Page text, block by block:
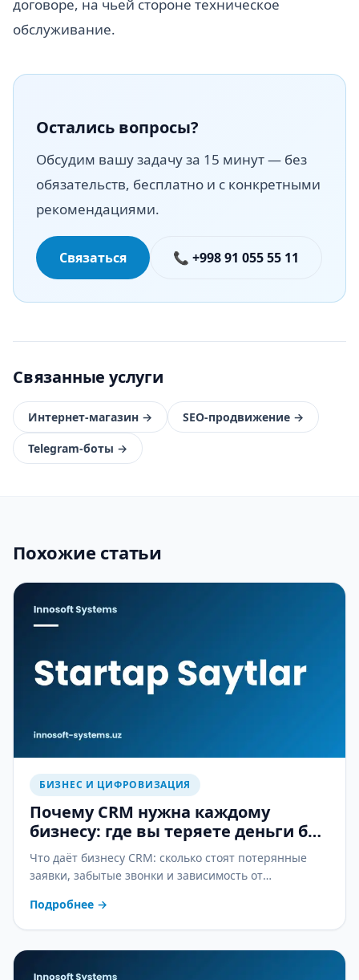
договоре, на чьей стороне техническое
обслуживание.
Остались вопросы?
Обсудим вашу задачу за 15 минут — без
обязательств, бесплатно и с конкретными
рекомендациями.
Связаться 📞 +998 91 055 55 11
Связанные услуги
Интернет-магазин → SEO-продвижение →
Telegram-боты →
Похожие статьи
БИЗНЕС И ЦИФРОВИЗАЦИЯ
Почему CRM нужна каждому
бизнесу: где вы теряете деньги без
неё
Что даёт бизнесу CRM: сколько стоят потерянные
заявки, забытые звонки и зависимость от
Подробнее →